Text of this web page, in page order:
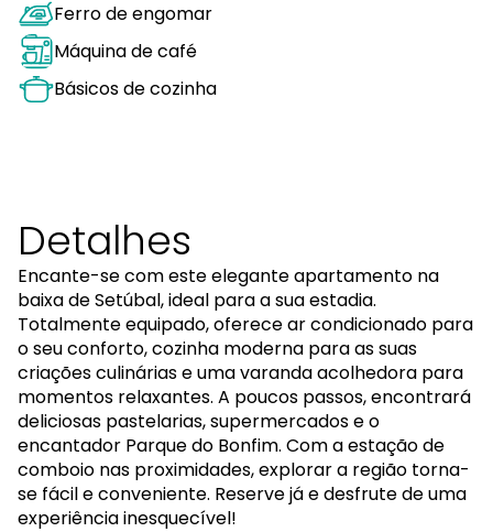
Ferro de engomar
Máquina de café
Básicos de cozinha
Detalhes
Encante-se com este elegante apartamento na
baixa de Setúbal, ideal para a sua estadia.
Totalmente equipado, oferece ar condicionado para
o seu conforto, cozinha moderna para as suas
criações culinárias e uma varanda acolhedora para
momentos relaxantes. A poucos passos, encontrará
deliciosas pastelarias, supermercados e o
encantador Parque do Bonfim. Com a estação de
comboio nas proximidades, explorar a região torna-
se fácil e conveniente. Reserve já e desfrute de uma
experiência inesquecível!